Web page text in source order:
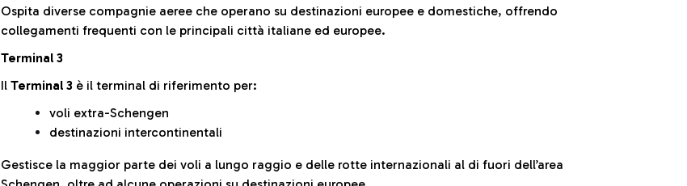
Ospita diverse compagnie aeree che operano su destinazioni europee e domestiche, offrendo
collegamenti frequenti con le principali città italiane ed europee.
Terminal 3
Il Terminal 3 è il terminal di riferimento per:
voli extra-Schengen
destinazioni intercontinentali
Gestisce la maggior parte dei voli a lungo raggio e delle rotte internazionali al di fuori dell’area